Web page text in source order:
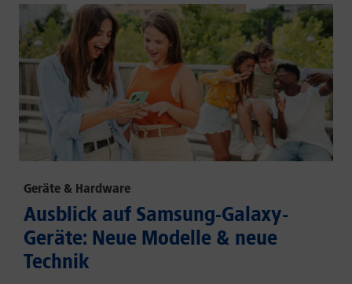
Geräte & Hardware
Ausblick auf Samsung-Galaxy-
Geräte: Neue Modelle & neue
Technik